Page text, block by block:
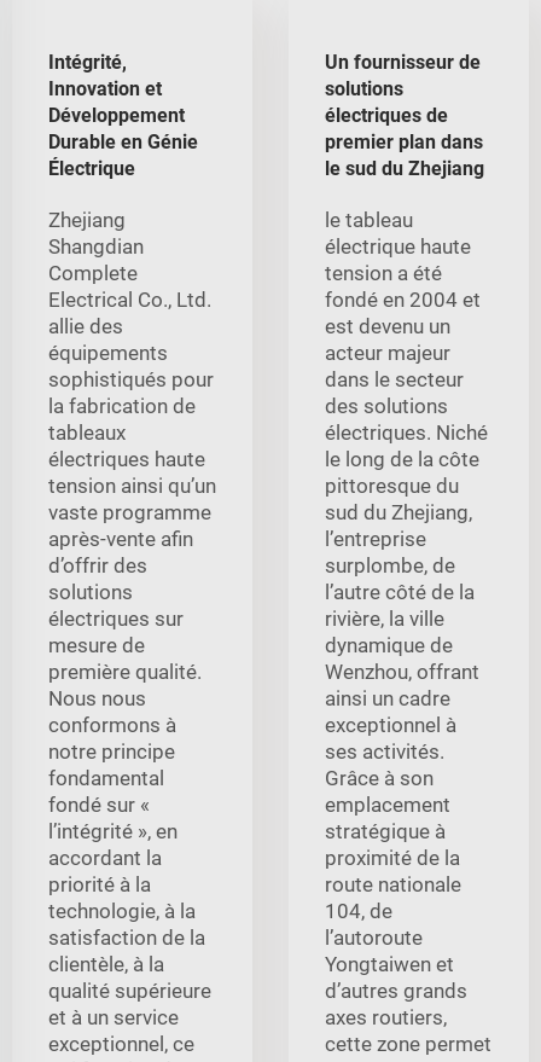
Intégrité,
Innovation et
Développement
Durable en Génie
Électrique
Zhejiang
Shangdian
Complete
Electrical Co., Ltd.
allie des
équipements
sophistiqués pour
la fabrication de
tableaux
électriques haute
tension ainsi qu’un
vaste programme
après-vente afin
d’offrir des
solutions
électriques sur
mesure de
première qualité.
Nous nous
conformons à
notre principe
fondamental
fondé sur «
l’intégrité », en
accordant la
priorité à la
technologie, à la
satisfaction de la
clientèle, à la
qualité supérieure
et à un service
exceptionnel, ce
Un fournisseur de
solutions
électriques de
premier plan dans
le sud du Zhejiang
le tableau
électrique haute
tension a été
fondé en 2004 et
est devenu un
acteur majeur
dans le secteur
des solutions
électriques. Niché
le long de la côte
pittoresque du
sud du Zhejiang,
l’entreprise
surplombe, de
l’autre côté de la
rivière, la ville
dynamique de
Wenzhou, offrant
ainsi un cadre
exceptionnel à
ses activités.
Grâce à son
emplacement
stratégique à
proximité de la
route nationale
104, de
l’autoroute
Yongtaiwen et
d’autres grands
axes routiers,
cette zone permet